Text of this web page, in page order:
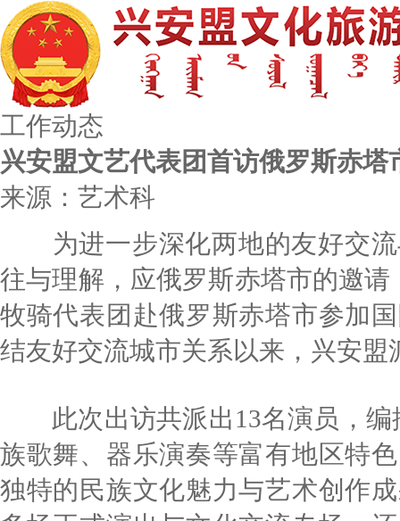
工作动态
兴安盟文艺代表团首访俄罗斯赤
来源：艺术科
为进一步深化两地的友好交流
往与理解，应俄罗斯赤塔市的邀
牧骑代表团赴俄罗斯赤塔市参加
结友好交流城市关系以来，兴安盟
此次出访共派出13名演员，编
族歌舞、器乐演奏等富有地区特
独特的民族文化魅力与艺术创作